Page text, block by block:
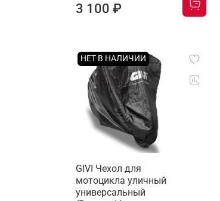
3 100 ₽
НЕТ В НАЛИЧИИ
GIVI Чехол для
мотоцикла уличный
универсальный